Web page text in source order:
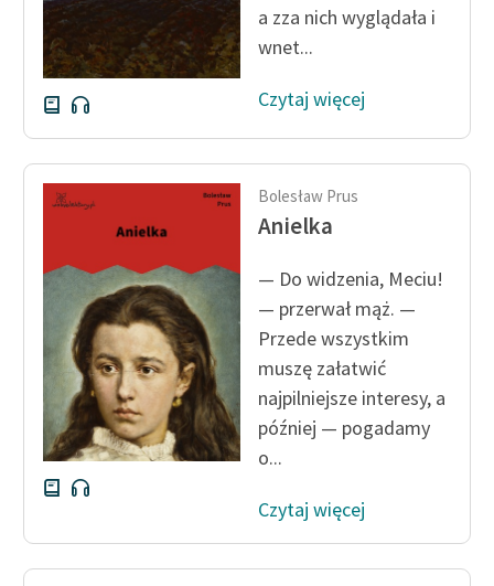
a zza nich wyglądała i
wnet...
Czytaj więcej
Bolesław Prus
Anielka
— Do widzenia, Meciu!
— przerwał mąż. —
Przede wszystkim
muszę załatwić
najpilniejsze interesy, a
później — pogadamy
o...
Czytaj więcej